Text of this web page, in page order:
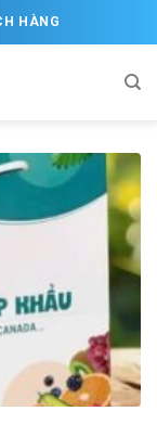
HÀNG